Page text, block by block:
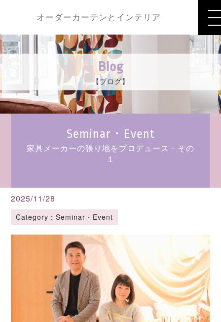
オーダーカーテンとインテリア
Blog
【ブログ】
Seminar・Event
家具メーカーの張り地をプロデュース－その
１
2025/11/28
Category：Seminar・Event